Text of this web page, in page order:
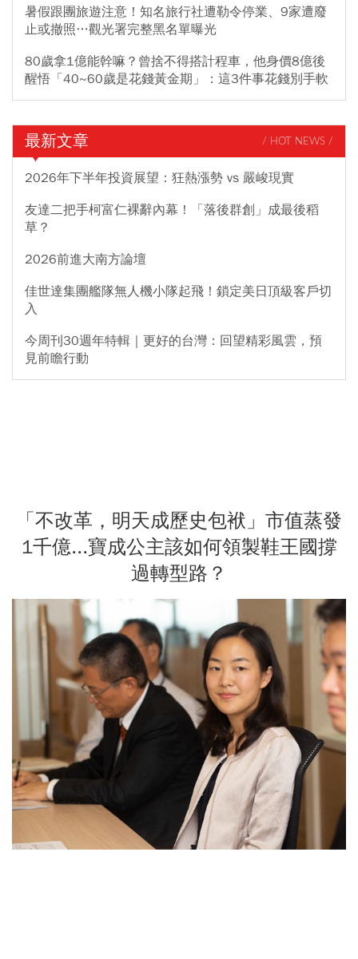
暑假跟團旅遊注意！知名旅行社遭勒令停業、9家遭廢
止或撤照…觀光署完整黑名單曝光
80歲拿1億能幹嘛？曾捨不得搭計程車，他身價8億後
醒悟「40~60歲是花錢黃金期」：這3件事花錢別手軟
最新文章 / HOT NEWS /
2026年下半年投資展望：狂熱漲勢 vs 嚴峻現實
友達二把手柯富仁裸辭內幕！「落後群創」成最後稻
草？
2026前進大南方論壇
佳世達集團艦隊無人機小隊起飛！鎖定美日頂級客戶切
入
今周刊30週年特輯｜更好的台灣：回望精彩風雲，預
見前瞻行動
「不改革，明天成歷史包袱」市值蒸發
1千億...寶成公主該如何領製鞋王國撐
過轉型路？